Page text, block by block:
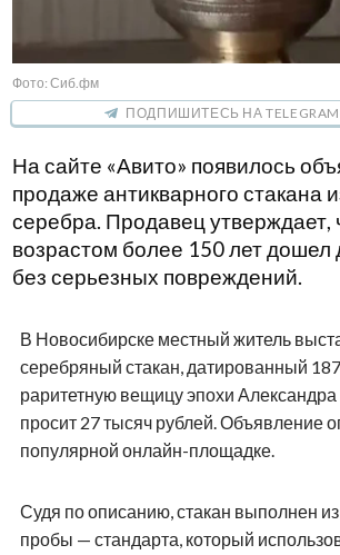
Фото: Сиб.фм
ПОДПИШИТЕСЬ НА
На сайте «Авито» появилось
продаже антикварного стакана
серебра. Продавец утверждает,
возрастом более 150 лет
без серьезных повреждений.
В Новосибирске местный житель
серебряный стакан, датированный
раритетную вещицу эпохи
просит 27 тысяч рублей. Объявление
популярной онлайн-площадке.
Судя по описанию, стакан выполнен
пробы — стандарта, который